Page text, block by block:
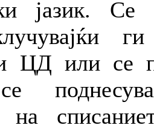
јазик. Се
и ЦД или се
на